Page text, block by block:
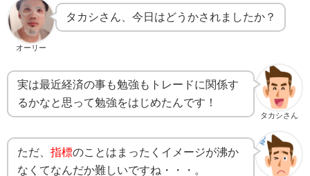
オーリー
タカシさん、今日はどうかされましたか？
タカシさん
実は最近経済の事も勉強もトレードに関係す
るかなと思って勉強をはじめたんです！
ただ、 指標のことはまったくイメージが沸か
なくてなんだか難しいですね・・・。